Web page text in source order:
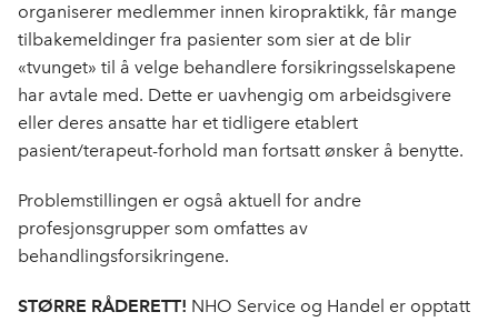
organiserer medlemmer innen kiropraktikk, får mange
tilbakemeldinger fra pasienter som sier at de blir
«tvunget» til å velge behandlere forsikringsselskapene
har avtale med. Dette er uavhengig om arbeidsgivere
eller deres ansatte har et tidligere etablert
pasient/terapeut-forhold man fortsatt ønsker å benytte.
Problemstillingen er også aktuell for andre
profesjonsgrupper som omfattes av
behandlingsforsikringene.
STØRRE RÅDERETT! NHO Service og Handel er opptatt